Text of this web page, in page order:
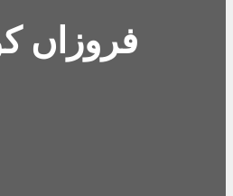
فروزاں